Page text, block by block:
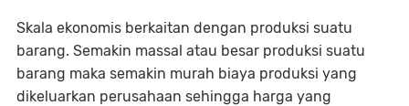
Skala ekonomis berkaitan dengan produksi suatu
barang. Semakin massal atau besar produksi suatu
barang maka semakin murah biaya produksi yang
dikeluarkan perusahaan sehingga harga yang